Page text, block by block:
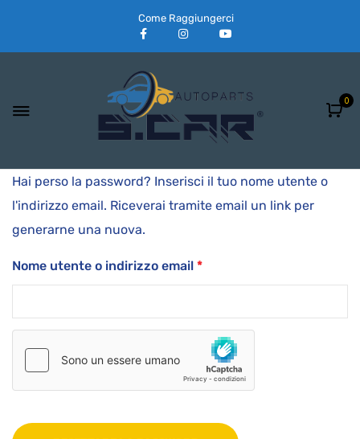
Come Raggiungerci
0
Hai perso la password? Inserisci il tuo nome utente o
l'indirizzo email. Riceverai tramite email un link per
generarne una nuova.
Nome utente o indirizzo email *